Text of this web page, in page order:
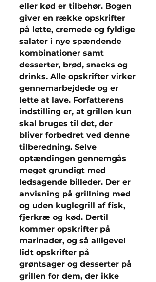
eller kød er tilbehør. Bogen
giver en række opskrifter
på lette, cremede og fyldige
salater i nye spændende
kombinationer samt
desserter, brød, snacks og
drinks. Alle opskrifter virker
gennemarbejdede og er
lette at lave. Forfatterens
indstilling er, at grillen kun
skal bruges til det, der
bliver forbedret ved denne
tilberedning. Selve
optændingen gennemgås
meget grundigt med
ledsagende billeder. Der er
anvisning på grillning med
og uden kuglegrill af fisk,
fjerkræ og kød. Dertil
kommer opskrifter på
marinader, og så alligevel
lidt opskrifter på
grøntsager og desserter på
grillen for dem, der ikke